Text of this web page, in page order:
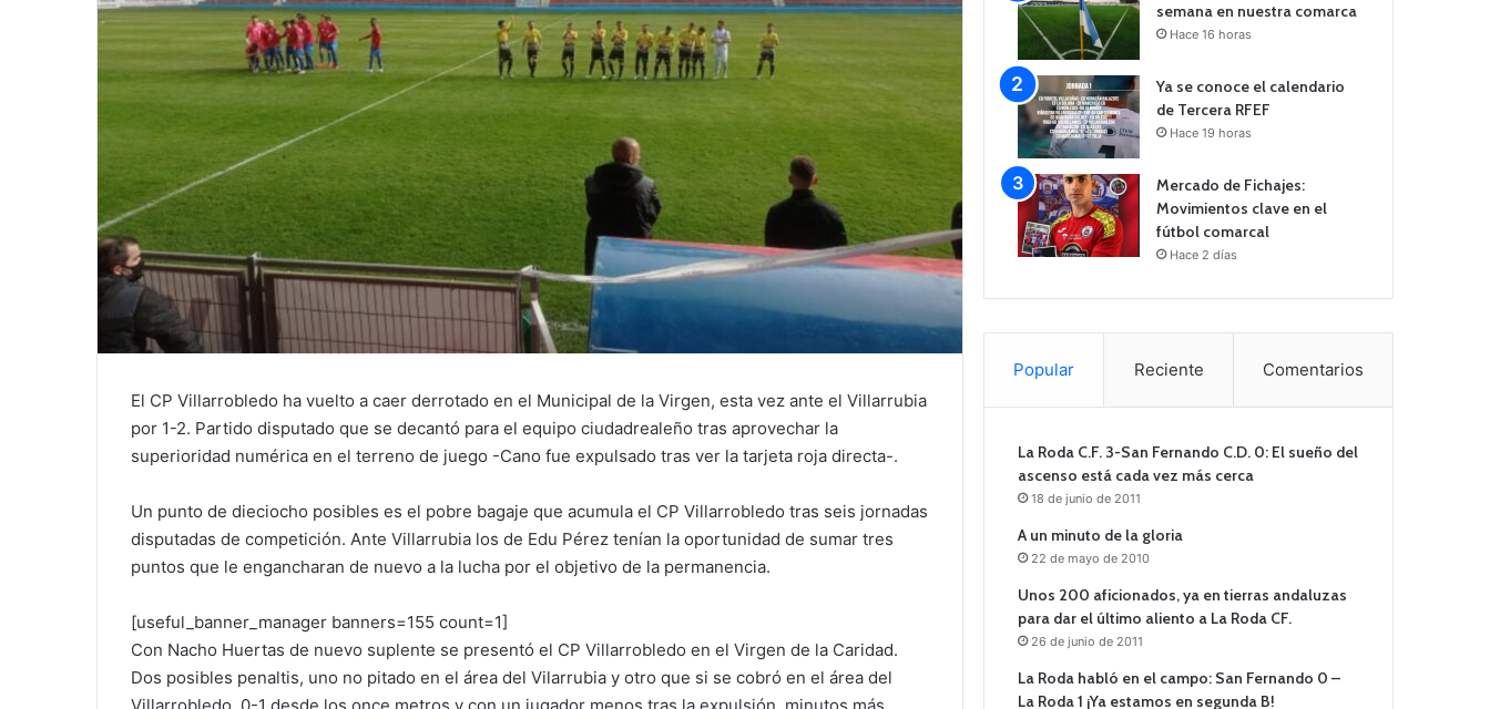
El CP Villarrobledo ha vuelto a caer derrotado en el Municipal de la Virgen, esta vez ante el Villarrubia
por 1-2. Partido disputado que se decantó para el equipo ciudadrealeño tras aprovechar la
superioridad numérica en el terreno de juego -Cano fue expulsado tras ver la tarjeta roja directa-.
Un punto de dieciocho posibles es el pobre bagaje que acumula el CP Villarrobledo tras seis jornadas
disputadas de competición. Ante Villarrubia los de Edu Pérez tenían la oportunidad de sumar tres
puntos que le engancharan de nuevo a la lucha por el objetivo de la permanencia.
[useful_banner_manager banners=155 count=1]
Con Nacho Huertas de nuevo suplente se presentó el CP Villarrobledo en el Virgen de la Caridad.
Dos posibles penaltis, uno no pitado en el área del Vilarrubia y otro que si se cobró en el área del
semana en nuestra comarca
Hace 16 horas
Ya se conoce el calendario
de Tercera RFEF
Hace 19 horas
Mercado de Fichajes:
Movimientos clave en el
fútbol comarcal
Hace 2 días
Popular Reciente Comentarios
La Roda C.F. 3-San Fernando C.D. 0: El sueño del
ascenso está cada vez más cerca
18 de junio de 2011
A un minuto de la gloria
22 de mayo de 2010
Unos 200 aficionados, ya en tierras andaluzas
para dar el último aliento a La Roda CF.
26 de junio de 2011
La Roda habló en el campo: San Fernando 0 –
La Roda 1 ¡Ya estamos en segunda B!